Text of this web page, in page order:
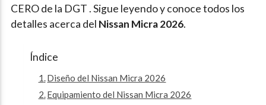
CERO de la DGT . Sigue leyendo y conoce todos los
detalles acerca del Nissan Micra 2026.
Índice
Diseño del Nissan Micra 2026
Equipamiento del Nissan Micra 2026